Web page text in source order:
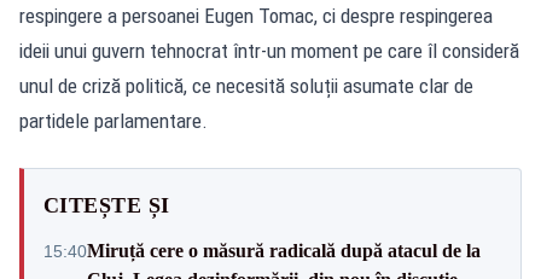
respingere a persoanei Eugen Tomac, ci despre respingerea
ideii unui guvern tehnocrat într-un moment pe care îl consideră
unul de criză politică, ce necesită soluții asumate clar de
partidele parlamentare.
CITEȘTE ȘI
15:40Miruță cere o măsură radicală după atacul de la